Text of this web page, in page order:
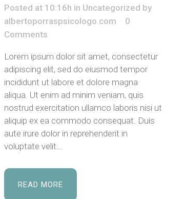
Posted at 10:16h in Uncategorized by
albertoporraspsicologo.com
0
Comments
Lorem ipsum dolor sit amet, consectetur
adipiscing elit, sed do eiusmod tempor
incididunt ut labore et dolore magna
aliqua. Ut enim ad minim veniam, quis
nostrud exercitation ullamco laboris nisi ut
aliquip ex ea commodo consequat. Duis
aute irure dolor in reprehenderit in
voluptate velit...
READ MORE